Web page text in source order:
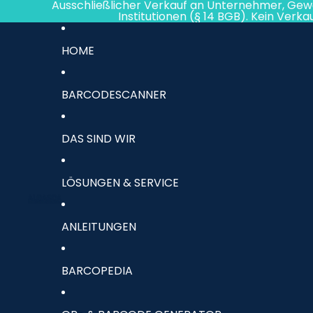
Ausschließlicher Verkauf an Unternehmer,
Institutionen (§ 14 BGB). Kein
HOME
BARCODESCANNER
DAS SIND WIR
LÖSUNGEN & SERVICE
ANLEITUNGEN
BARCOPEDIA